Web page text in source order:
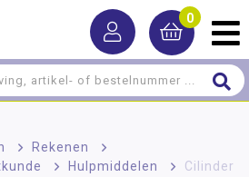
0
> Rekenen
>
> Hulpmiddelen >
Cilinder